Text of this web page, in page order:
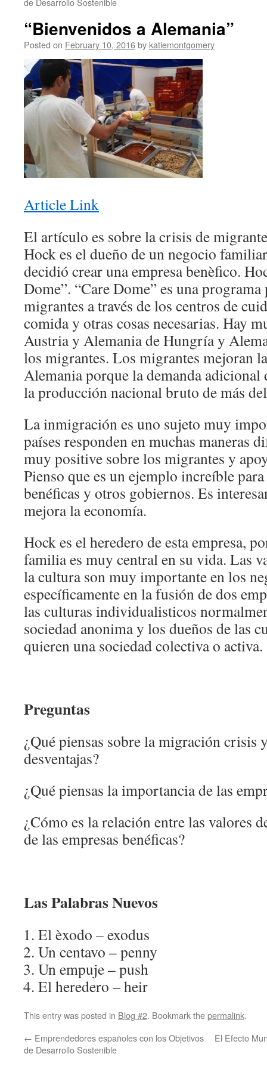
“Bienvenidos a Alemania”
Posted on February 10, 2016by katiemontgomery
Article Link
El artículo es sobre la crisis de
Hock es el dueño de un negocio
decidió crear una empresa benèfico.
Dome”. “Care Dome” es una
migrantes a través de los centros de
comida y otras cosas necesarias. Hay
Austria y Alemania de Hungría y
los migrantes. Los migrantes mejoran
Alemania porque la demanda adicional
la producción nacional bruto de más
La inmigración es uno sujeto muy
países responden en muchas maneras
muy positive sobre los migrantes y
Pienso que es un ejemplo increíble
benéficas y otros gobiernos. Es
mejora la economía.
Hock es el heredero de esta empresa,
familia es muy central en su vida. Las
la cultura son muy importante en los
específicamente en la fusión de dos
las culturas individualisticos
sociedad anonima y los dueños de las
quieren una sociedad colectiva o activa.
Preguntas
¿Qué piensas sobre la migración crisis
desventajas?
¿Qué piensas la importancia de las
¿Cómo es la relación entre las valores
de las empresas benéficas?
Las Palabras Nuevos
El èxodo – exodus
Un centavo – penny
Un empuje – push
El heredero – heir
This entry was posted in Blog #2. Bookmark thepermalink.
← Emprendedores españoles con los Objetivos
de Desarrollo Sostenible
El Efecto